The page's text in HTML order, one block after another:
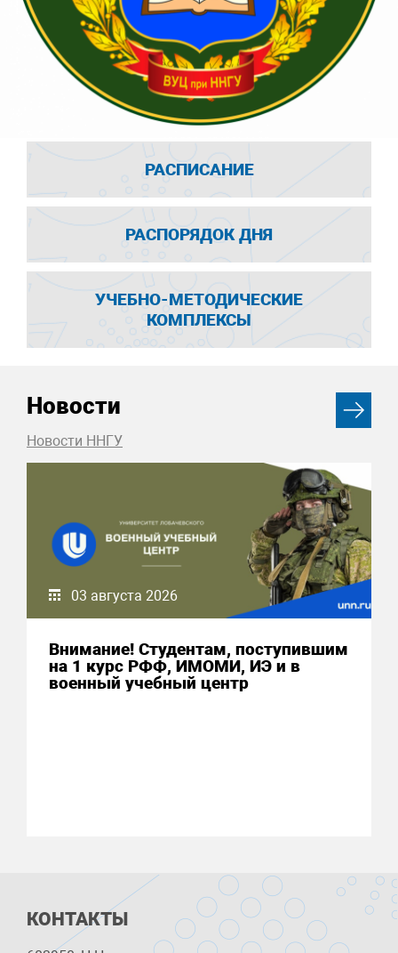
РАСПИСАНИЕ
РАСПОРЯДОК ДНЯ
УЧЕБНО-МЕТОДИЧЕСКИЕ
КОМПЛЕКСЫ
Новости
Новости ННГУ
03 августа 2026
Внимание! Студентам, поступившим
на 1 курс РФФ, ИМОМИ, ИЭ и в
военный учебный центр
КОНТАКТЫ